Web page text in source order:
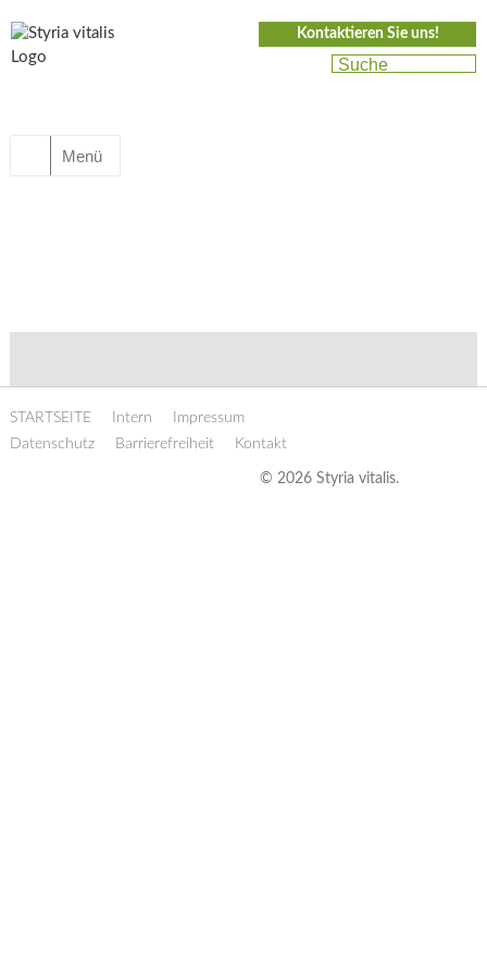
Kontaktieren Sie uns!
Menü
STARTSEITE Intern
Impressum
Datenschutz
Barrierefreiheit Kontakt
© 2026 Styria vitalis.